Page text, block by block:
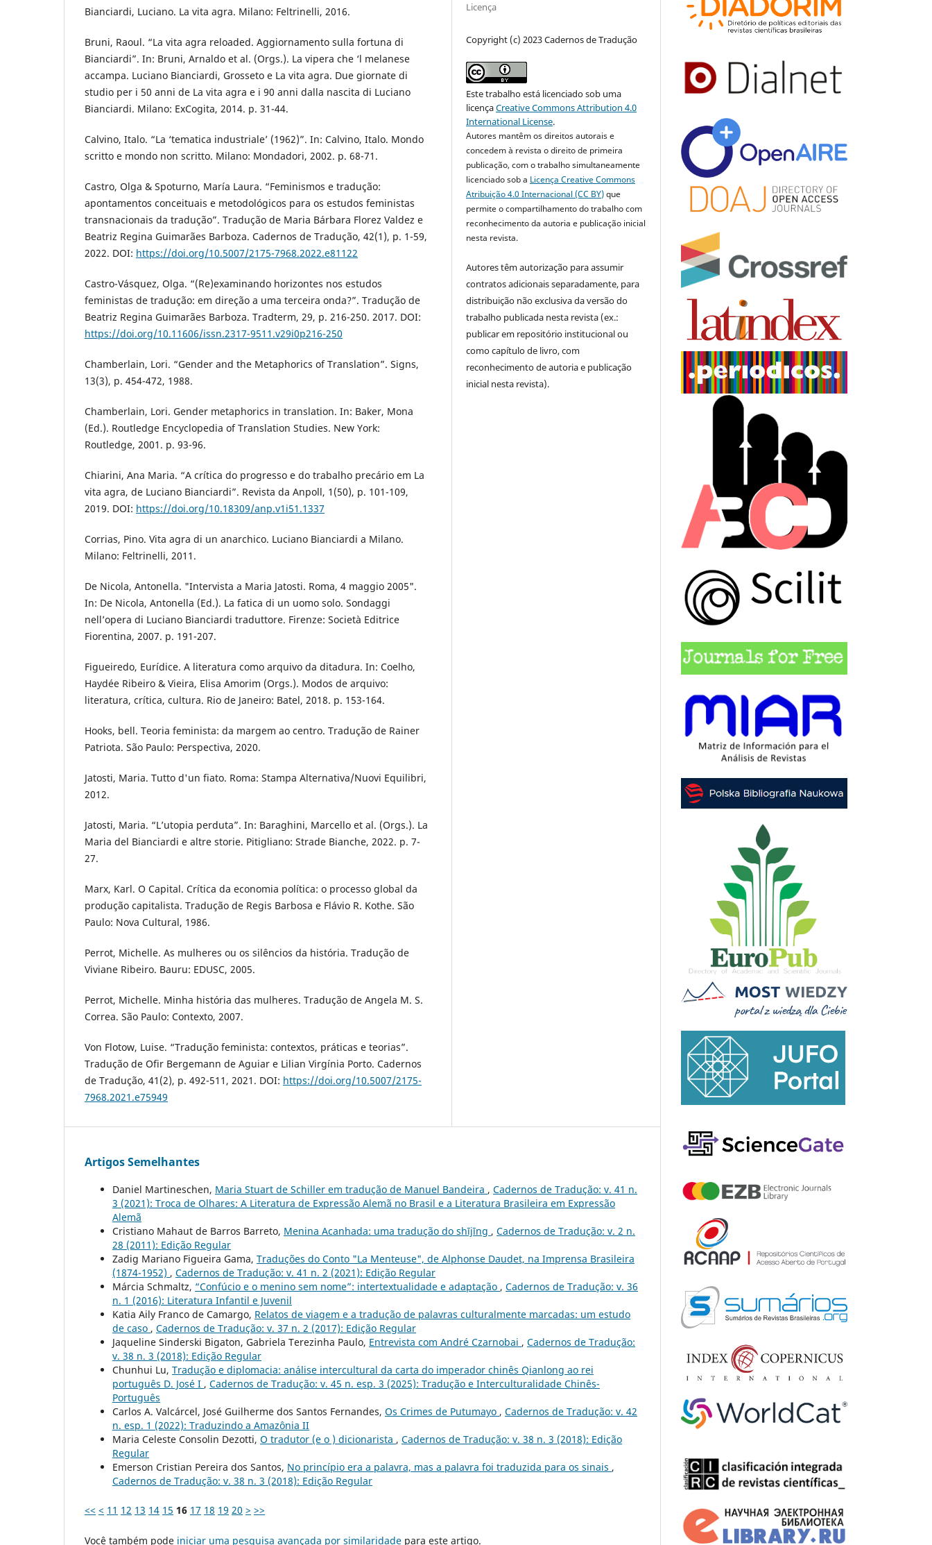
Bianciardi, Luciano. La vita agra. Milano: Feltrinelli, 2016.
Bruni, Raoul. “La vita agra reloaded. Aggiornamento sulla fortuna di
Bianciardi”. In: Bruni, Arnaldo et al. (Orgs.). La vipera che ‘l melanese
accampa. Luciano Bianciardi, Grosseto e La vita agra. Due giornate di
studio per i 50 anni de La vita agra e i 90 anni dalla nascita di Luciano
Bianciardi. Milano: ExCogita, 2014. p. 31-44.
Calvino, Italo. “La ‘tematica industriale’ (1962)”. In: Calvino, Italo. Mondo
scritto e mondo non scritto. Milano: Mondadori, 2002. p. 68-71.
Castro, Olga & Spoturno, María Laura. “Feminismos e tradução:
apontamentos conceituais e metodológicos para os estudos feministas
transnacionais da tradução”. Tradução de Maria Bárbara Florez Valdez e
Beatriz Regina Guimarães Barboza. Cadernos de Tradução, 42(1), p. 1-59,
2022. DOI: https://doi.org/10.5007/2175-7968.2022.e81122
Castro-Vásquez, Olga. “(Re)examinando horizontes nos estudos
feministas de tradução: em direção a uma terceira onda?”. Tradução de
Beatriz Regina Guimarães Barboza. Tradterm, 29, p. 216-250. 2017. DOI:
https://doi.org/10.11606/issn.2317-9511.v29i0p216-250
Chamberlain, Lori. “Gender and the Metaphorics of Translation”. Signs,
13(3), p. 454-472, 1988.
Chamberlain, Lori. Gender metaphorics in translation. In: Baker, Mona
(Ed.). Routledge Encyclopedia of Translation Studies. New York:
Routledge, 2001. p. 93-96.
Chiarini, Ana Maria. “A crítica do progresso e do trabalho precário em La
vita agra, de Luciano Bianciardi”. Revista da Anpoll, 1(50), p. 101-109,
2019. DOI: https://doi.org/10.18309/anp.v1i51.1337
Corrias, Pino. Vita agra di un anarchico. Luciano Bianciardi a Milano.
Milano: Feltrinelli, 2011.
De Nicola, Antonella. "Intervista a Maria Jatosti. Roma, 4 maggio 2005".
In: De Nicola, Antonella (Ed.). La fatica di un uomo solo. Sondaggi
nell’opera di Luciano Bianciardi traduttore. Firenze: Società Editrice
Fiorentina, 2007. p. 191-207.
Figueiredo, Eurídice. A literatura como arquivo da ditadura. In: Coelho,
Haydée Ribeiro & Vieira, Elisa Amorim (Orgs.). Modos de arquivo:
literatura, crítica, cultura. Rio de Janeiro: Batel, 2018. p. 153-164.
Hooks, bell. Teoria feminista: da margem ao centro. Tradução de Rainer
Patriota. São Paulo: Perspectiva, 2020.
Jatosti, Maria. Tutto d'un fiato. Roma: Stampa Alternativa/Nuovi Equilibri,
2012.
Jatosti, Maria. “L’utopia perduta”. In: Baraghini, Marcello et al. (Orgs.). La
Maria del Bianciardi e altre storie. Pitigliano: Strade Bianche, 2022. p. 7-
27.
Marx, Karl. O Capital. Crítica da economia política: o processo global da
produção capitalista. Tradução de Regis Barbosa e Flávio R. Kothe. São
Paulo: Nova Cultural, 1986.
Perrot, Michelle. As mulheres ou os silêncios da história. Tradução de
Viviane Ribeiro. Bauru: EDUSC, 2005.
Perrot, Michelle. Minha história das mulheres. Tradução de Angela M. S.
Correa. São Paulo: Contexto, 2007.
Von Flotow, Luise. “Tradução feminista: contextos, práticas e teorias”.
Tradução de Ofir Bergemann de Aguiar e Lilian Virgínia Porto. Cadernos
de Tradução, 41(2), p. 492-511, 2021. DOI: https://doi.org/10.5007/2175-
7968.2021.e75949
Licença
Copyright (c) 2023 Cadernos de Tradução
Este trabalho está licenciado sob uma
licençaCreative Commons Attribution 4.0
International License.
Autores mantêm os direitos autorais e
concedem à revista o direito de primeira
publicação, com o trabalho simultaneamente
licenciado sob a Licença Creative Commons
Atribuição 4.0 Internacional (CC BY)que
permite o compartilhamento do trabalho com
reconhecimento da autoria e publicação inicial
nesta revista.
Autores têm autorização para assumir
contratos adicionais separadamente, para
distribuição não exclusiva da versão do
trabalho publicada nesta revista (ex.:
publicar em repositório institucional ou
como capítulo de livro, com
reconhecimento de autoria e publicação
inicial nesta revista).
Artigos Semelhantes
Daniel Martineschen, Maria Stuart de Schiller em tradução de Manuel Bandeira , Cadernos de Tradução: v. 41 n.
3 (2021): Troca de Olhares: A Literatura de Expressão Alemã no Brasil e a Literatura Brasileira em Expressão
Alemã
Cristiano Mahaut de Barros Barreto, Menina Acanhada: uma tradução do shījīng , Cadernos de Tradução: v. 2 n.
28 (2011): Edição Regular
Zadig Mariano Figueira Gama, Traduções do Conto "La Menteuse", de Alphonse Daudet, na Imprensa Brasileira
(1874-1952) , Cadernos de Tradução: v. 41 n. 2 (2021): Edição Regular
Márcia Schmaltz, “Confúcio e o menino sem nome”: intertextualidade e adaptação , Cadernos de Tradução: v. 36
n. 1 (2016): Literatura Infantil e Juvenil
Katia Aily Franco de Camargo, Relatos de viagem e a tradução de palavras culturalmente marcadas: um estudo
de caso , Cadernos de Tradução: v. 37 n. 2 (2017): Edição Regular
Jaqueline Sinderski Bigaton, Gabriela Terezinha Paulo, Entrevista com André Czarnobai , Cadernos de Tradução:
v. 38 n. 3 (2018): Edição Regular
Chunhui Lu, Tradução e diplomacia: análise intercultural da carta do imperador chinês Qianlong ao rei
português D. José I , Cadernos de Tradução: v. 45 n. esp. 3 (2025): Tradução e Interculturalidade Chinês-
Português
Carlos A. Valcárcel, José Guilherme dos Santos Fernandes, Os Crimes de Putumayo , Cadernos de Tradução: v. 42
n. esp. 1 (2022): Traduzindo a Amazônia II
Maria Celeste Consolin Dezotti, O tradutor (e o ) dicionarista , Cadernos de Tradução: v. 38 n. 3 (2018): Edição
Regular
Emerson Cristian Pereira dos Santos, No princípio era a palavra, mas a palavra foi traduzida para os sinais ,
Cadernos de Tradução: v. 38 n. 3 (2018): Edição Regular
<< < 11 12 13 14 15 16 17 18 19 20 > >>
Você também pode iniciar uma pesquisa avançada por similaridade para este artigo.